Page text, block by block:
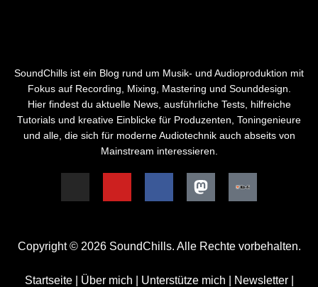
SoundChills ist ein Blog rund um Musik- und Audioproduktion mit
Fokus auf Recording, Mixing, Mastering und Sounddesign.
Hier findest du aktuelle News, ausführliche Tests, hilfreiche
Tutorials und kreative Einblicke für Produzenten, Toningenieure
und alle, die sich für moderne Audiotechnik auch abseits von
Mainstream interessieren.
Copyright © 2026 SoundChills. Alle Rechte vorbehalten.
Startseite| Über mich Unterstütze mich Newsletter|